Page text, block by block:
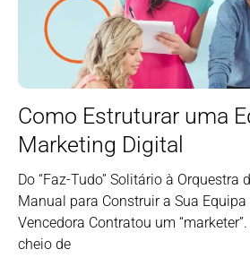
Como Estruturar uma
Marketing Digital
Do “Faz-Tudo” Solitário à Orquestra
Manual para Construir a Sua
Vencedora Contratou um
cheio de